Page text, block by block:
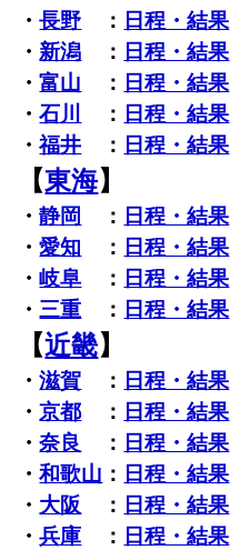
・長野 ： 日程・結果
・ 新潟 ： 日程・結果
・富山 ： 日程・結果
・石川 ： 日程・結果
・福井 ： 日程・結果
【東海】
・静岡 ： 日程・結果
・愛知 ： 日程・結果
・岐阜 ： 日程・結果
・ 三重 ： 日程・結果
【近畿】
・滋賀 ： 日程・結果
・京都 ： 日程・結果
・奈良 ： 日程・結果
・和歌山 ： 日程・結果
・ 大阪 ： 日程・結果
・兵庫 ： 日程・結果